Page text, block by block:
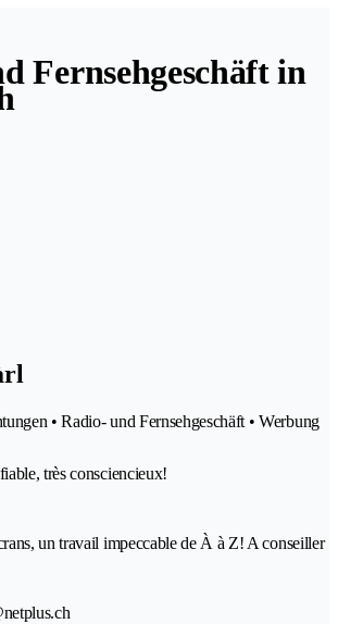
Fernsehgeschäft in
• Radio- und Fernsehgeschäft • Werbung
très consciencieux!
un travail impeccable de À à Z! A conseiller